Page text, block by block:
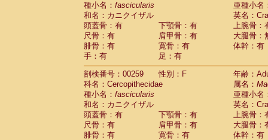
種小名： fascicularis
亜種小名
和名：カニクイザル
英名：
頭蓋骨：有
下顎骨：有
上腕骨：
尺骨：有
肩甲骨：有
大腿骨：
腓骨：有
寛骨：有
体幹：有
手：有
足：有
剖検番号：00259
性別：F
年齢：
科名：Cercopithecidae
属名：
種小名： fascicularis
亜種小名
和名：カニクイザル
英名：
頭蓋骨：有
下顎骨：有
上腕骨：
尺骨：有
肩甲骨：有
大腿骨：
腓骨：有
寛骨：有
体幹：有